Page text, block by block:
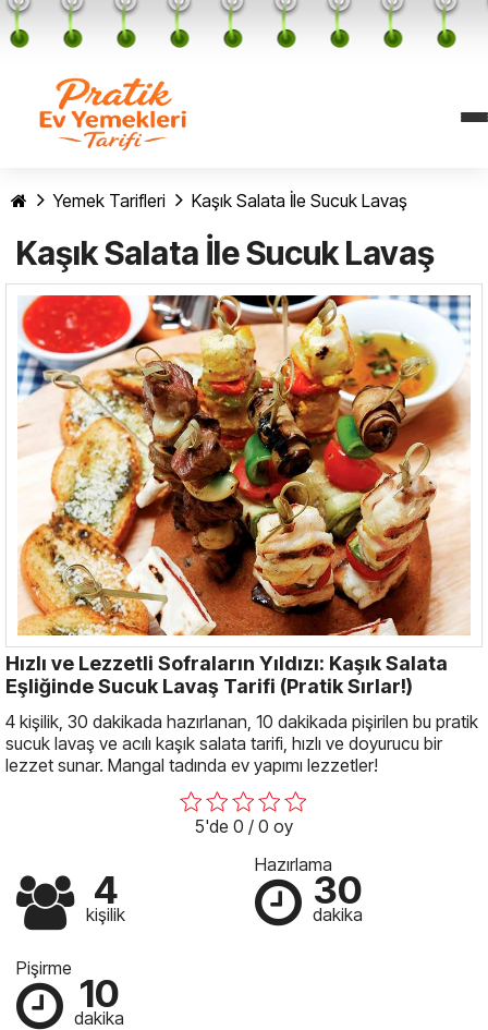
Yemek Tarifleri Kaşık Salata İle Sucuk Lavaş
Kaşık Salata İle Sucuk Lavaş
Hızlı ve Lezzetli Sofraların Yıldızı: Kaşık Salata
Eşliğinde Sucuk Lavaş Tarifi (Pratik Sırlar!)
4 kişilik, 30 dakikada hazırlanan, 10 dakikada pişirilen bu pratik
sucuk lavaş ve acılı kaşık salata tarifi, hızlı ve doyurucu bir
lezzet sunar. Mangal tadında ev yapımı lezzetler!
5'de 0 / 0 oy
4
kişilik
Hazırlama
30
dakika
Pişirme
10
dakika